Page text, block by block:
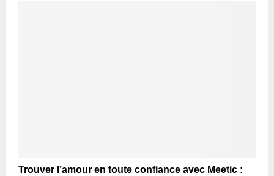
Trouver l’amour en toute confiance avec Meetic :